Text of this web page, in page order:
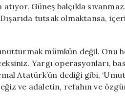
atıyor. Güneş balçıkla
tutsak olmaktansa,
mümkün değil.
Yargı operasyonları,
Atatürk’ün dediği gibi,
ve adaletin, refahın ve